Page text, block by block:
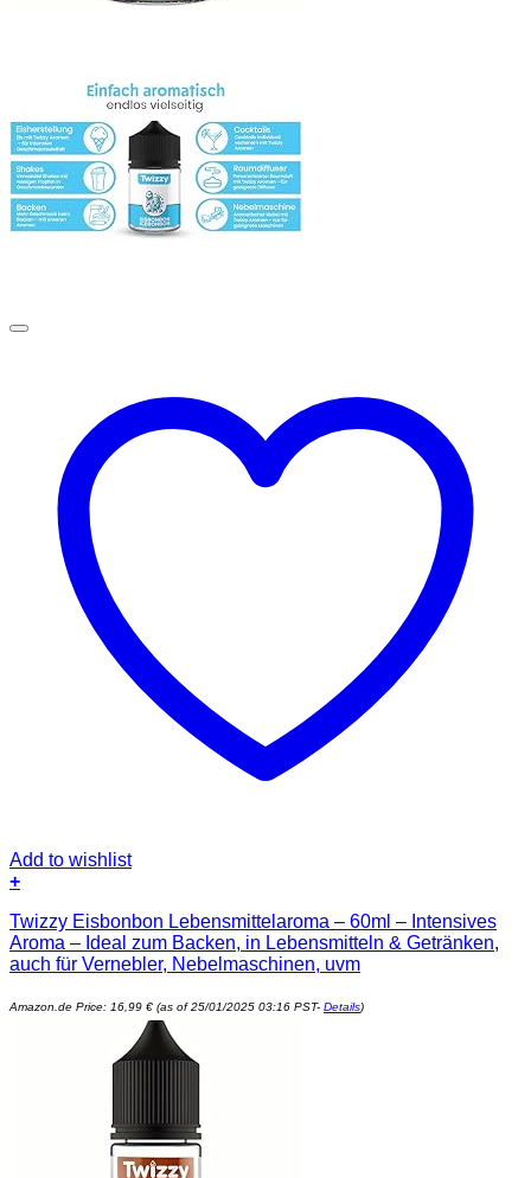
Add to wishlist
+
Twizzy Eisbonbon Lebensmittelaroma – 60ml – Intensives
Aroma – Ideal zum Backen, in Lebensmitteln & Getränken,
auch für Vernebler, Nebelmaschinen, uvm
Amazon.de Price: 16,99 € (as of 25/01/2025 03:16 PST- Details)